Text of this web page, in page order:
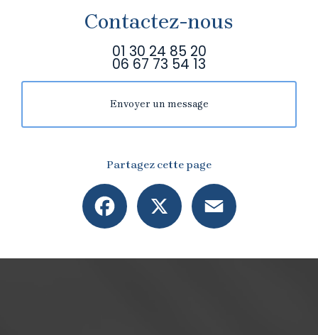
Contactez-nous
01 30 24 85 20
06 67 73 54 13
Envoyer un message
Partagez cette page
Facebook